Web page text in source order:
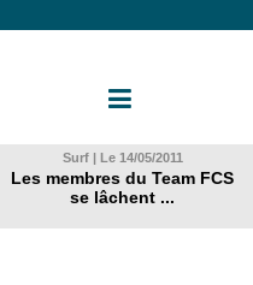
Surf | Le 14/05/2011
Les membres du Team FCS
se lâchent ...